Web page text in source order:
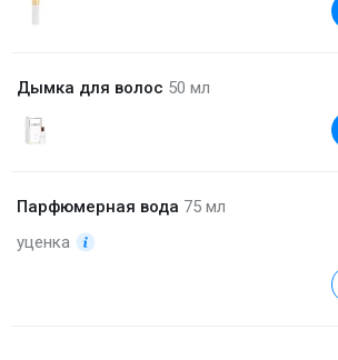
Дымка для волос 50 мл
Парфюмерная вода 75 мл
уценка